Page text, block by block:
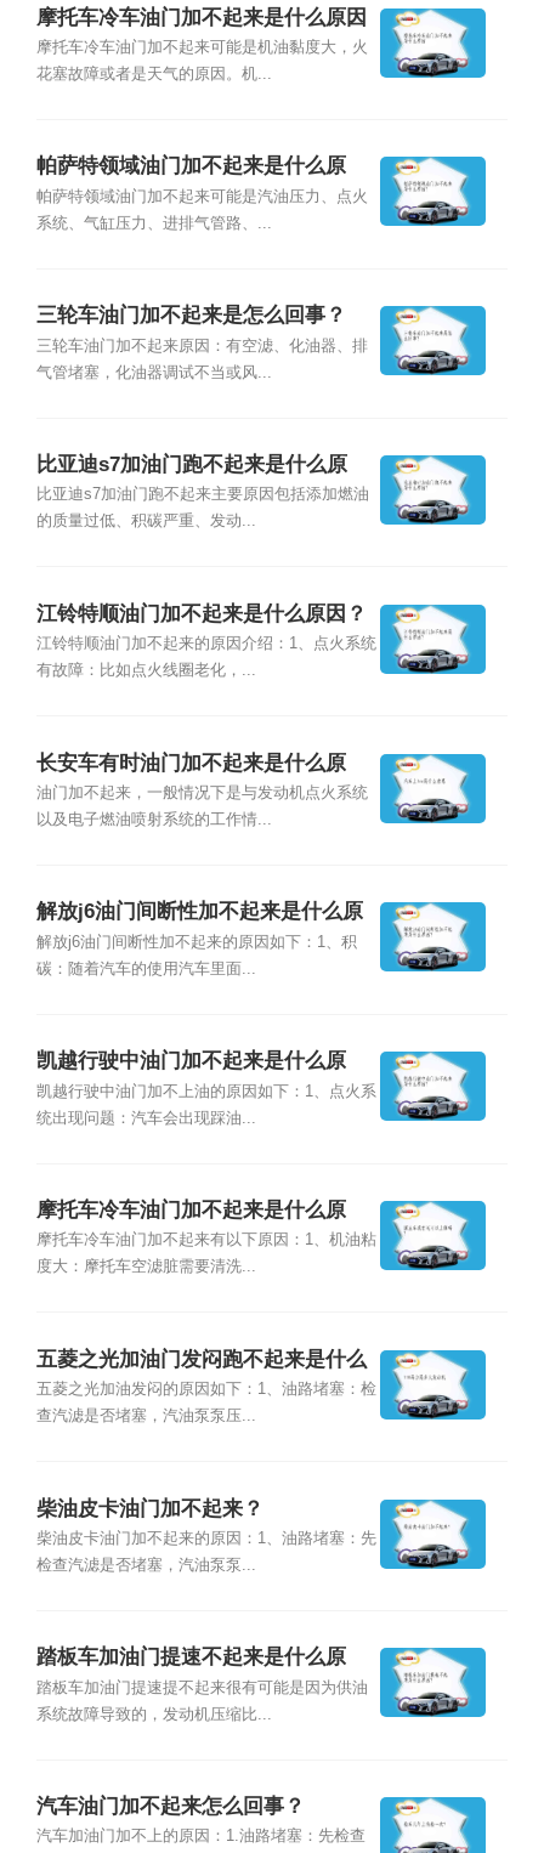
摩托车冷车油门加不起来是什么原因
摩托车冷车油门加不起来可能是机油黏度大，火
花塞故障或者是天气的原因。机...
帕萨特领域油门加不起来是什么原
因？
帕萨特领域油门加不起来可能是汽油压力、点火
系统、气缸压力、进排气管路、...
三轮车油门加不起来是怎么回事？
三轮车油门加不起来原因：有空滤、化油器、排
气管堵塞，化油器调试不当或风...
比亚迪s7加油门跑不起来是什么原
因？
比亚迪s7加油门跑不起来主要原因包括添加燃油
的质量过低、积碳严重、发动...
江铃特顺油门加不起来是什么原因？
江铃特顺油门加不起来的原因介绍：1、点火系统
有故障：比如点火线圈老化，...
长安车有时油门加不起来是什么原
因？
油门加不起来，一般情况下是与发动机点火系统
以及电子燃油喷射系统的工作情...
解放j6油门间断性加不起来是什么原
因？
解放j6油门间断性加不起来的原因如下：1、积
碳：随着汽车的使用汽车里面...
凯越行驶中油门加不起来是什么原
因？
凯越行驶中油门加不上油的原因如下：1、点火系
统出现问题：汽车会出现踩油...
摩托车冷车油门加不起来是什么原
因？
摩托车冷车油门加不起来有以下原因：1、机油粘
度大：摩托车空滤脏需要清洗...
五菱之光加油门发闷跑不起来是什么
原因？
五菱之光加油发闷的原因如下：1、油路堵塞：检
查汽滤是否堵塞，汽油泵泵压...
柴油皮卡油门加不起来？
柴油皮卡油门加不起来的原因：1、油路堵塞：先
检查汽滤是否堵塞，汽油泵泵...
踏板车加油门提速不起来是什么原
因？
踏板车加油门提速提不起来很有可能是因为供油
系统故障导致的，发动机压缩比...
汽车油门加不起来怎么回事？
汽车加油门加不上的原因：1.油路堵塞：先检查